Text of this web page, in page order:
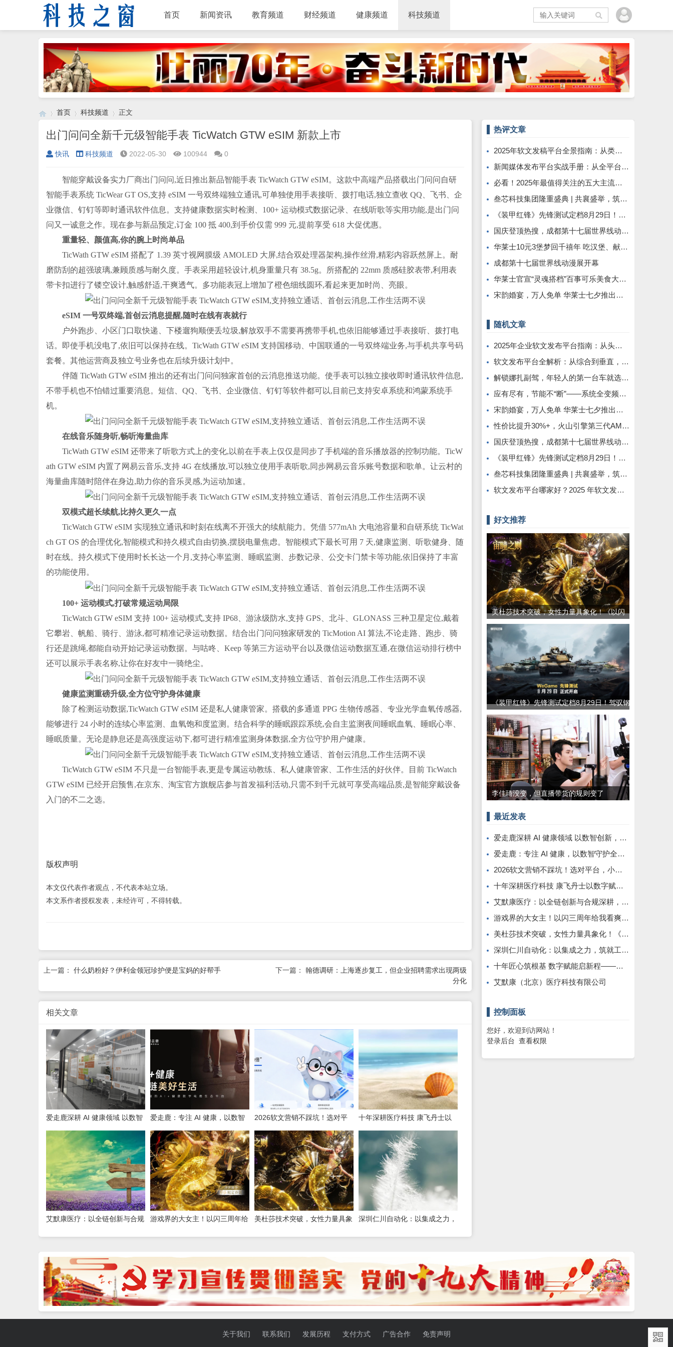
首页 新闻资讯 教育频道 财经频道 健康频道 科技频道
›
首页 科技频道
›
正文
出门问问全新千元级智能手表 TicWatch GTW eSIM 新款上市
快讯 科技频道 2022-05-30 100944 0
智能穿戴设备实力厂商出门问问,近日推出新品智能手表 TicWatch GTW eSIM。这款中高端产品搭载出门问问自研
智能手表系统 TicWear GT OS,支持 eSIM 一号双终端独立通讯,可单独使用手表接听、拨打电话,独立查收 QQ、飞书、企
业微信、钉钉等即时通讯软件信息。支持健康数据实时检测、100+ 运动模式数据记录、在线听歌等实用功能,是出门问
问又一诚意之作。现在参与新品预定,订金 100 抵 400,到手价仅需 999 元,提前享受 618 大促优惠。
重量轻、颜值高,你的腕上时尚单品
TicWath GTW eSIM 搭配了 1.39 英寸视网膜级 AMOLED 大屏,结合双处理器架构,操作丝滑,精彩内容跃然屏上。耐
磨防刮的超强玻璃,兼顾质感与耐久度。手表采用超轻设计,机身重量只有 38.5g。所搭配的 22mm 质感硅胶表带,利用表
带卡扣进行了镂空设计,触感舒适,干爽透气。多功能表冠上增加了橙色细线圆环,看起来更加时尚、亮眼。
eSIM 一号双终端,首创云消息提醒,随时在线有表就行
户外跑步、小区门口取快递、下楼遛狗顺便丢垃圾,解放双手不需要再携带手机,也依旧能够通过手表接听、拨打电
话。即使手机没电了,依旧可以保持在线。TicWath GTW eSIM 支持国移动、中国联通的一号双终端业务,与手机共享号码
套餐。其他运营商及独立号业务也在后续升级计划中。
伴随 TicWath GTW eSIM 推出的还有出门问问独家首创的云消息推送功能。使手表可以独立接收即时通讯软件信息,
不带手机也不怕错过重要消息。短信、QQ、飞书、企业微信、钉钉等软件都可以,目前已支持安卓系统和鸿蒙系统手
机。
在线音乐随身听,畅听海量曲库
TicWath GTW eSIM 还带来了听歌方式上的变化,以前在手表上仅仅是同步了手机端的音乐播放器的控制功能。TicW
ath GTW eSIM 内置了网易云音乐,支持 4G 在线播放,可以独立使用手表听歌,同步网易云音乐账号数据和歌单。让云村的
海量曲库随时陪伴在身边,助力你的音乐灵感,为运动加速。
双模式超长续航,比持久更久一点
TicWatch GTW eSIM 实现独立通讯和时刻在线离不开强大的续航能力。凭借 577mAh 大电池容量和自研系统 TicWat
ch GT OS 的合理优化,智能模式和持久模式自由切换,摆脱电量焦虑。智能模式下最长可用 7 天,健康监测、听歌健身、随
时在线。持久模式下使用时长长达一个月,支持心率监测、睡眠监测、步数记录、公交卡门禁卡等功能,依旧保持了丰富
的功能使用。
100+ 运动模式,打破常规运动局限
TicWatch GTW eSIM 支持 100+ 运动模式,支持 IP68、游泳级防水,支持 GPS、北斗、GLONASS 三种卫星定位,戴着
它攀岩、帆船、骑行、游泳,都可精准记录运动数据。结合出门问问独家研发的 TicMotion AI 算法,不论走路、跑步、骑
行还是跳绳,都能自动开始记录运动数据。与咕咚、Keep 等第三方运动平台以及微信运动数据互通,在微信运动排行榜中
还可以展示手表名称,让你在好友中一骑绝尘。
健康监测重磅升级,全方位守护身体健康
除了检测运动数据,TicWatch GTW eSIM 还是私人健康管家。搭载的多通道 PPG 生物传感器、专业光学血氧传感器,
能够进行 24 小时的连续心率监测、血氧饱和度监测。结合科学的睡眠跟踪系统,会自主监测夜间睡眠血氧、睡眠心率、
睡眠质量。无论是静息还是高强度运动下,都可进行精准监测身体数据,全方位守护用户健康。
TicWatch GTW eSIM 不只是一台智能手表,更是专属运动教练、私人健康管家、工作生活的好伙伴。目前 TicWatch
GTW eSIM 已经开启预售,在京东、淘宝官方旗舰店参与首发福利活动,只需不到千元就可享受高端品质,是智能穿戴设备
入门的不二之选。
版权声明
本文仅代表作者观点，不代表本站立场。
本文系作者授权发表，未经许可，不得转载。
上一篇： 什么奶粉好？伊利金领冠珍护便是宝妈的好帮手 下一篇： 翰德调研：上海逐步复工，但企业招聘需求出现两级
分化
相关文章
爱走鹿深耕 AI 健康领域 以数智
创新，赋能全民健康
爱走鹿：专注 AI 健康，以数智
守护全民日常健康生活
2026软文营销不踩坑！选对平
台，小预算也能撬动大流量
十年深耕医疗科技 康飞丹士以
数字赋能重构医疗服务新生态
艾默康医疗：以全链创新与合规
深耕，赋能医疗健康高质量发展
游戏界的大女主！以闪三周年给
我看爽了，尤其是美杜莎，强推
美杜莎技术突破，女性力量具象
化！《以闪亮之名》三周年版本
深圳仁川自动化：以集成之力，
筑就工业智能新标杆
热评文章
2025年软文发稿平台全景指南：从类型解析到精准投放，解锁高效传播密码
新闻媒体发布平台实战手册：从全平台适配到央媒传播的精准路径
必看！2025年最值得关注的五大主流软文发布平台排名
叁芯科技集团隆重盛典 | 共襄盛举，筑梦未来
《装甲红锋》先锋测试定档8月29日！驾驭钢铁巨兽，重塑现代装甲战争体验！
国庆登顶热搜，成都第十七届世界线动漫展圆满举行!
华莱士10元3堡梦回千禧年 吃汉堡、献爱心，经典好滋味回馈社会
成都第十七届世界线动漫展开幕
华莱士官宣“灵魂搭档”百事可乐美食大使丞磊携炸鸡可乐邀您观战
宋韵婚宴，万人免单 华莱士七夕推出《白蛇·浮生》联名活动
随机文章
2025年企业软文发布平台指南：从头部到垂类，精准匹配品牌传播需求
软文发布平台全解析：从综合到垂直，找到适配你的传播利器
解锁娜扎副驾，年轻人的第一台车就选哪吒AYA
应有尽有，节能不“断”——系统全变频控制解救中央空调能耗大户
宋韵婚宴，万人免单 华莱士七夕推出《白蛇·浮生》联名活动
性价比提升30%+，火山引擎第三代AMD实例 ECS g3a邀测上线
国庆登顶热搜，成都第十七届世界线动漫展圆满举行!
《装甲红锋》先锋测试定档8月29日！驾驭钢铁巨兽，重塑现代装甲战争体验！
叁芯科技集团隆重盛典 | 共襄盛举，筑梦未来
软文发布平台哪家好？2025 年软文发稿平台选择推荐
好文推荐
美杜莎技术突破，女性力量具象化！《以闪
亮之名》三周年版本重磅更新
《装甲红锋》先锋测试定档8月29日！驾驭钢
铁巨兽，重塑现代装甲战争体验！
李佳琦没变，但直播带货的规则变了
最近发表
爱走鹿深耕 AI 健康领域 以数智创新，赋能全民健康
爱走鹿：专注 AI 健康，以数智守护全民日常健康生活
2026软文营销不踩坑！选对平台，小预算也能撬动大流量
十年深耕医疗科技 康飞丹士以数字赋能重构医疗服务新生态
艾默康医疗：以全链创新与合规深耕，赋能医疗健康高质量发展
游戏界的大女主！以闪三周年给我看爽了，尤其是美杜莎，强推女性向之光
美杜莎技术突破，女性力量具象化！《以闪亮之名》三周年版本重磅更新
深圳仁川自动化：以集成之力，筑就工业智能新标杆
十年匠心筑根基 数字赋能启新程——康飞丹士引领医疗服务生态升级
艾默康（北京）医疗科技有限公司
控制面板
您好，欢迎到访网站！
登录后台 查看权限
关于我们 联系我们 发展历程 支付方式 广告合作 免责声明